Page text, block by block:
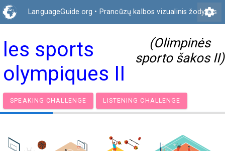
LanguageGuide.org • Prancūzų kalbos vizualinis žodynas
settings
les sports
olympiques II
(Olimpinės
sporto šakos II)
SPEAKING CHALLENGE LISTENING CHALLENGE